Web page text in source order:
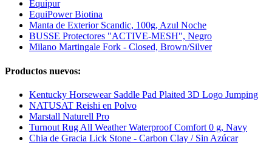
Equipur
EquiPower Biotina
Manta de Exterior Scandic, 100g, Azul Noche
BUSSE Protectores "ACTIVE-MESH", Negro
Milano Martingale Fork - Closed, Brown/Silver
Productos nuevos:
Kentucky Horsewear Saddle Pad Plaited 3D Logo Jumping
NATUSAT Reishi en Polvo
Marstall Naturell Pro
Turnout Rug All Weather Waterproof Comfort 0 g, Navy
Chia de Gracia Lick Stone - Carbon Clay / Sin Azúcar